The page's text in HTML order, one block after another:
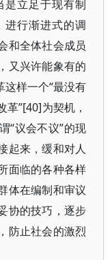
立足于现有制
进行渐进式的调
和全体社会成员
又兴许能象有的
样一个“最没有
”[40]为契机，
“议会不议”的现
起来，缓和对人
面临的各种各样
体在编制和审议
协的技巧，逐步
防止社会的激烈